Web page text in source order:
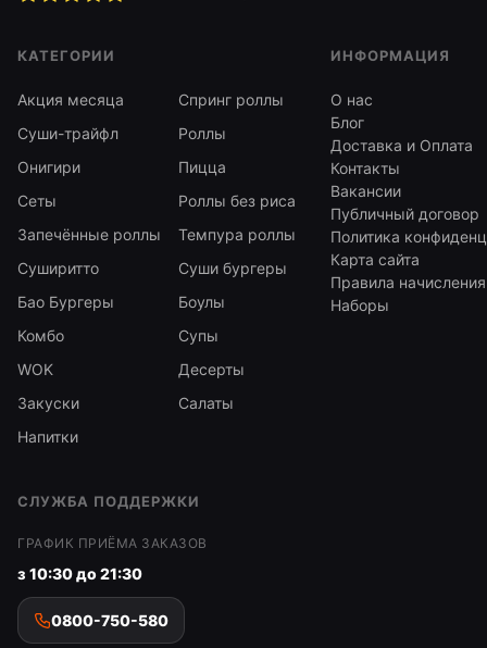
КАТЕГОРИИ
Акция месяца
Спринг роллы
Суши-трайфл
Роллы
Онигири
Пицца
Сеты
Роллы без риса
Запечённые роллы
Темпура роллы
Суширитто
Суши бургеры
Бао Бургеры
Боулы
Комбо
Супы
WOK
Десерты
Закуски
Салаты
Напитки
ИНФОРМАЦИЯ
О нас
Блог
Доставка и Оплата
Контакты
Вакансии
Публичный договор
Политика
Карта сайта
Правила
Наборы
СЛУЖБА ПОДДЕРЖКИ
ГРАФИК ПРИЁМА ЗАКАЗОВ
з 10:30 до 21:30
0800-750-580